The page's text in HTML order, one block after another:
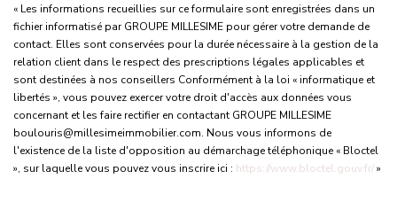
« Les informations recueillies sur ce formulaire sont enregistrées dans un
fichier informatisé par GROUPE MILLESIME pour gérer votre demande de
contact. Elles sont conservées pour la durée nécessaire à la gestion de la
relation client dans le respect des prescriptions légales applicables et
sont destinées à nos conseillers Conformément à la loi « informatique et
libertés », vous pouvez exercer votre droit d'accès aux données vous
concernant et les faire rectifier en contactant GROUPE MILLESIME
boulouris@millesimeimmobilier.com. Nous vous informons de
l'existence de la liste d'opposition au démarchage téléphonique « Bloctel
», sur laquelle vous pouvez vous inscrire ici : https://www.bloctel.gouv.fr/»